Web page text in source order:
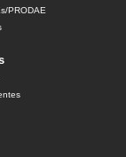
PRODAE